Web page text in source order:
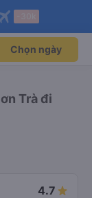
Mở app
Mở app
Chọn ngày
Trà đi
4.7